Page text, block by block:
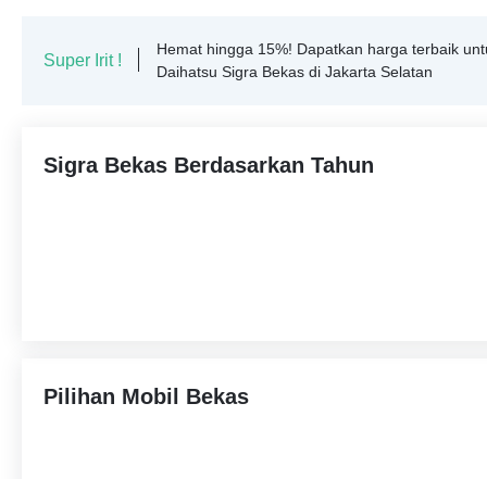
Super Irit !
Hemat hingga 15%! Dapatkan harga terbaik
Daihatsu Sigra Bekas di Jakarta Selatan
Sigra Bekas Berdasarkan Tahun
Pilihan Mobil Bekas